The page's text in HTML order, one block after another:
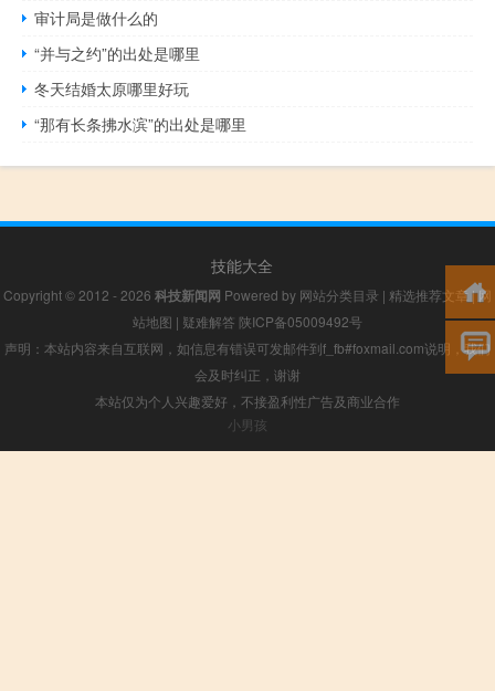
审计局是做什么的
“并与之约”的出处是哪里
冬天结婚太原哪里好玩
“那有长条拂水滨”的出处是哪里
技能大全
Copyright © 2012 - 2026 科技新闻网 Powered by 网站分类目录 | 精选推荐文章|网
站地图 | 疑难解答 陕ICP备05009492号
声明：本站内容来自互联网，如信息有错误可发邮件到f_fb#foxmail.com说明，我们
会及时纠正，谢谢
本站仅为个人兴趣爱好，不接盈利性广告及商业合作
小男孩